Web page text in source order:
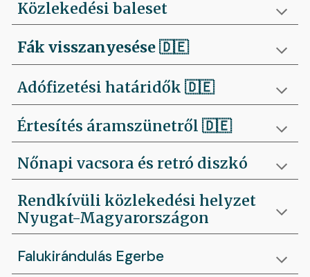
Közlekedési baleset
Fák visszanyesése🇩🇪
Adófizetési határidők 🇩🇪
Értesítés áramszünetről 🇩🇪
Nőnapi vacsora és retró diszkó
Rendkívüli közlekedési helyzet
Nyugat-Magyarországon
Falukirándulás Egerbe